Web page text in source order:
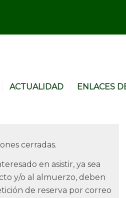
ACTUALIDAD ENLACES
cerradas.
en asistir, ya sea
y/o al almuerzo, deben
de reserva por correo